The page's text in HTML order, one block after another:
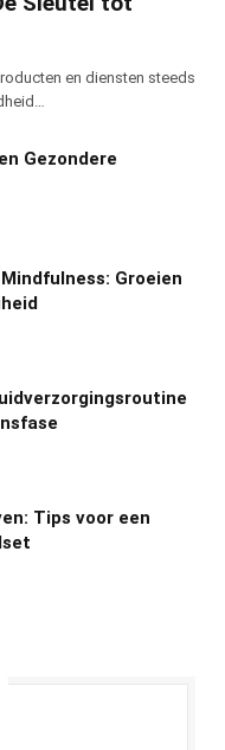
en diensten steeds
Gezondere
Groeien
Tips voor een